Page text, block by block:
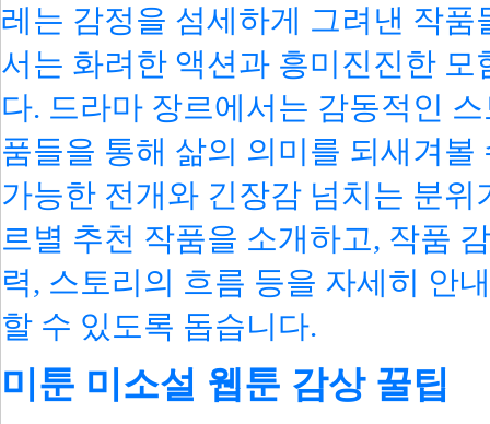
레는 감정을 섬세하게 그려낸 작
서는 화려한 액션과 흥미진진한
다. 드라마 장르에서는 감동적인
품들을 통해 삶의 의미를 되새겨
가능한 전개와 긴장감 넘치는 분
르별 추천 작품을 소개하고, 작품
력, 스토리의 흐름 등을 자세히 안
할 수 있도록 돕습니다.
미툰 미소설 웹툰 감상 꿀팁